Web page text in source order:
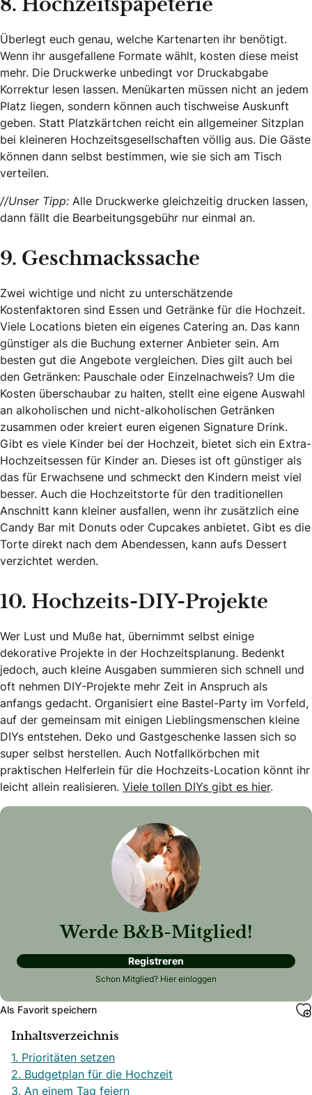
8. Hochzeitspapeterie
Überlegt euch genau, welche Kartenarten ihr benötigt.
Wenn ihr ausgefallene Formate wählt, kosten diese meist
mehr. Die Druckwerke unbedingt vor Druckabgabe
Korrektur lesen lassen. Menükarten müssen nicht an jedem
Platz liegen, sondern können auch tischweise Auskunft
geben. Statt Platzkärtchen reicht ein allgemeiner Sitzplan
bei kleineren Hochzeitsgesellschaften völlig aus. Die Gäste
können dann selbst bestimmen, wie sie sich am Tisch
verteilen.
//Unser Tipp: Alle Druckwerke gleichzeitig drucken lassen,
dann fällt die Bearbeitungsgebühr nur einmal an.
9. Geschmackssache
Zwei wichtige und nicht zu unterschätzende
Kostenfaktoren sind Essen und Getränke für die Hochzeit.
Viele Locations bieten ein eigenes Catering an. Das kann
günstiger als die Buchung externer Anbieter sein. Am
besten gut die Angebote vergleichen. Dies gilt auch bei
den Getränken: Pauschale oder Einzelnachweis? Um die
Kosten überschaubar zu halten, stellt eine eigene Auswahl
an alkoholischen und nicht-alkoholischen Getränken
zusammen oder kreiert euren eigenen Signature Drink.
Gibt es viele Kinder bei der Hochzeit, bietet sich ein Extra-
Hochzeitsessen für Kinder an. Dieses ist oft günstiger als
das für Erwachsene und schmeckt den Kindern meist viel
besser. Auch die Hochzeitstorte für den traditionellen
Anschnitt kann kleiner ausfallen, wenn ihr zusätzlich eine
Candy Bar mit Donuts oder Cupcakes anbietet. Gibt es die
Torte direkt nach dem Abendessen, kann aufs Dessert
verzichtet werden.
10. Hochzeits-DIY-Projekte
Wer Lust und Muße hat, übernimmt selbst einige
dekorative Projekte in der Hochzeitsplanung. Bedenkt
jedoch, auch kleine Ausgaben summieren sich schnell und
oft nehmen DIY-Projekte mehr Zeit in Anspruch als
anfangs gedacht. Organisiert eine Bastel-Party im Vorfeld,
auf der gemeinsam mit einigen Lieblingsmenschen kleine
DIYs entstehen. Deko und Gastgeschenke lassen sich so
super selbst herstellen. Auch Notfallkörbchen mit
praktischen Helferlein für die Hochzeits-Location könnt ihr
leicht allein realisieren. Viele tollen DIYs gibt es hier.
Werde B&B-Mitglied!
Registreren
Schon Mitglied? Hier einloggen
Als Favorit speichern
Inhaltsverzeichnis
1. Prioritäten setzen
2. Budgetplan für die Hochzeit
3. An einem Tag feiern